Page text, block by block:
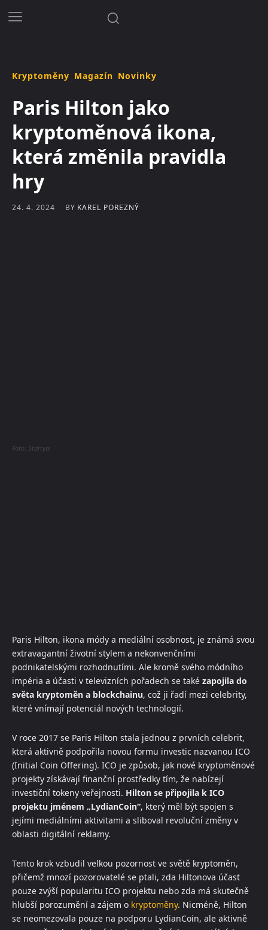
Kryptoměny Magazín Novinky
Paris Hilton jako
kryptoměnová ikona,
která změnila pravidla
hry
24. 4. 2024 BY KAREL POREZNÝ
Foto: Starryai
Paris Hilton, ikona módy a mediální osobnost, je známá svou
extravagantní životní stylem a nekonvenčními
podnikatelskými rozhodnutími. Ale kromě svého módního
impéria a účasti v televizních pořadech se také zapojila do
světa kryptoměn a blockchainu, což ji řadí mezi celebrity,
které vnímají potenciál nových technologií.
V roce 2017 se Paris Hilton stala jednou z prvních celebrit,
která aktivně podpořila novou formu investic nazvanou ICO
(Initial Coin Offering). ICO je způsob, jak nové kryptoměnové
projekty získávají finanční prostředky tím, že nabízejí
investiční tokeny veřejnosti. Hilton se připojila k ICO
projektu jménem „LydianCoin“, který měl být spojen s
jejími mediálními aktivitami a sliboval revoluční změny v
oblasti digitální reklamy.
Tento krok vzbudil velkou pozornost ve světě kryptoměn,
přičemž mnozí pozorovatelé se ptali, zda Hiltonova účast
pouze zvýší popularitu ICO projektu nebo zda má skutečně
hlubší porozumění a zájem o kryptoměny. Nicméně, Hilton
se neomezovala pouze na podporu LydianCoin, ale aktivně